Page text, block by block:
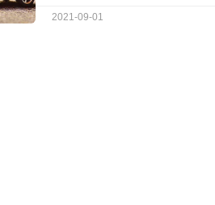
2021-09-01